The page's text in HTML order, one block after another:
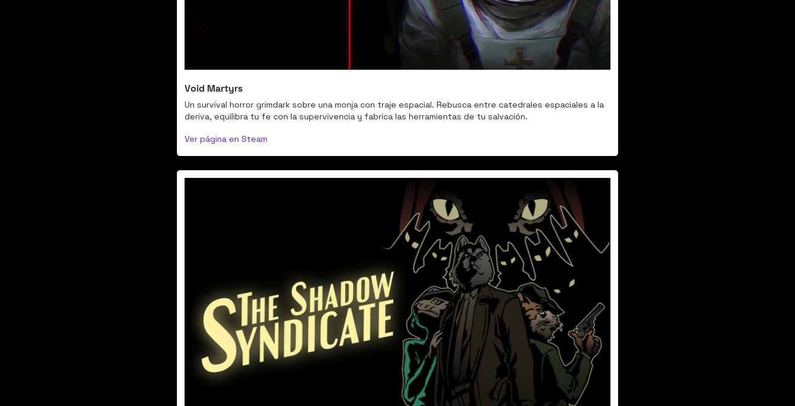
Void Martyrs
Un survival horror grimdark sobre una monja con traje espacial. Rebusca entre catedrales espaciales a la
deriva, equilibra tu fe con la supervivencia y fabrica las herramientas de tu salvación.
Ver página en Steam